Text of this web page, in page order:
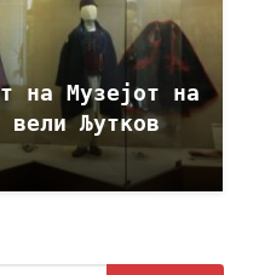
на Музејот на
вели Љутков